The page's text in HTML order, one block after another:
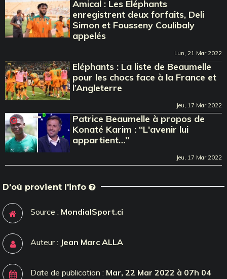
Amical : Les Eléphants
enregistrent deux forfaits, Deli
Simon et Fousseny Coulibaly
appelés
Lun, 21 Mar 2022
Eléphants : La liste de Beaumelle
pour les chocs face à la France et
l’Angleterre
Jeu, 17 Mar 2022
Patrice Beaumelle à propos de
Konaté Karim : ‘‘L'avenir lui
appartient…’’
Jeu, 17 Mar 2022
D'où provient l'info
Source : MondialSport.ci
Auteur : Jean Marc ALLA
Date de publication : Mar, 22 Mar 2022 à 07h 04